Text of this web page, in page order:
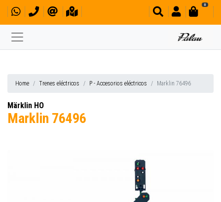
0
Home Trenes eléctricos P - Accesorios eléctricos Marklin 76496
Märklin HO
Marklin 76496